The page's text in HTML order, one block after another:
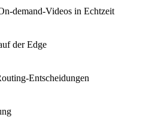
demand-Videos in Echtzeit
der Edge
Entscheidungen